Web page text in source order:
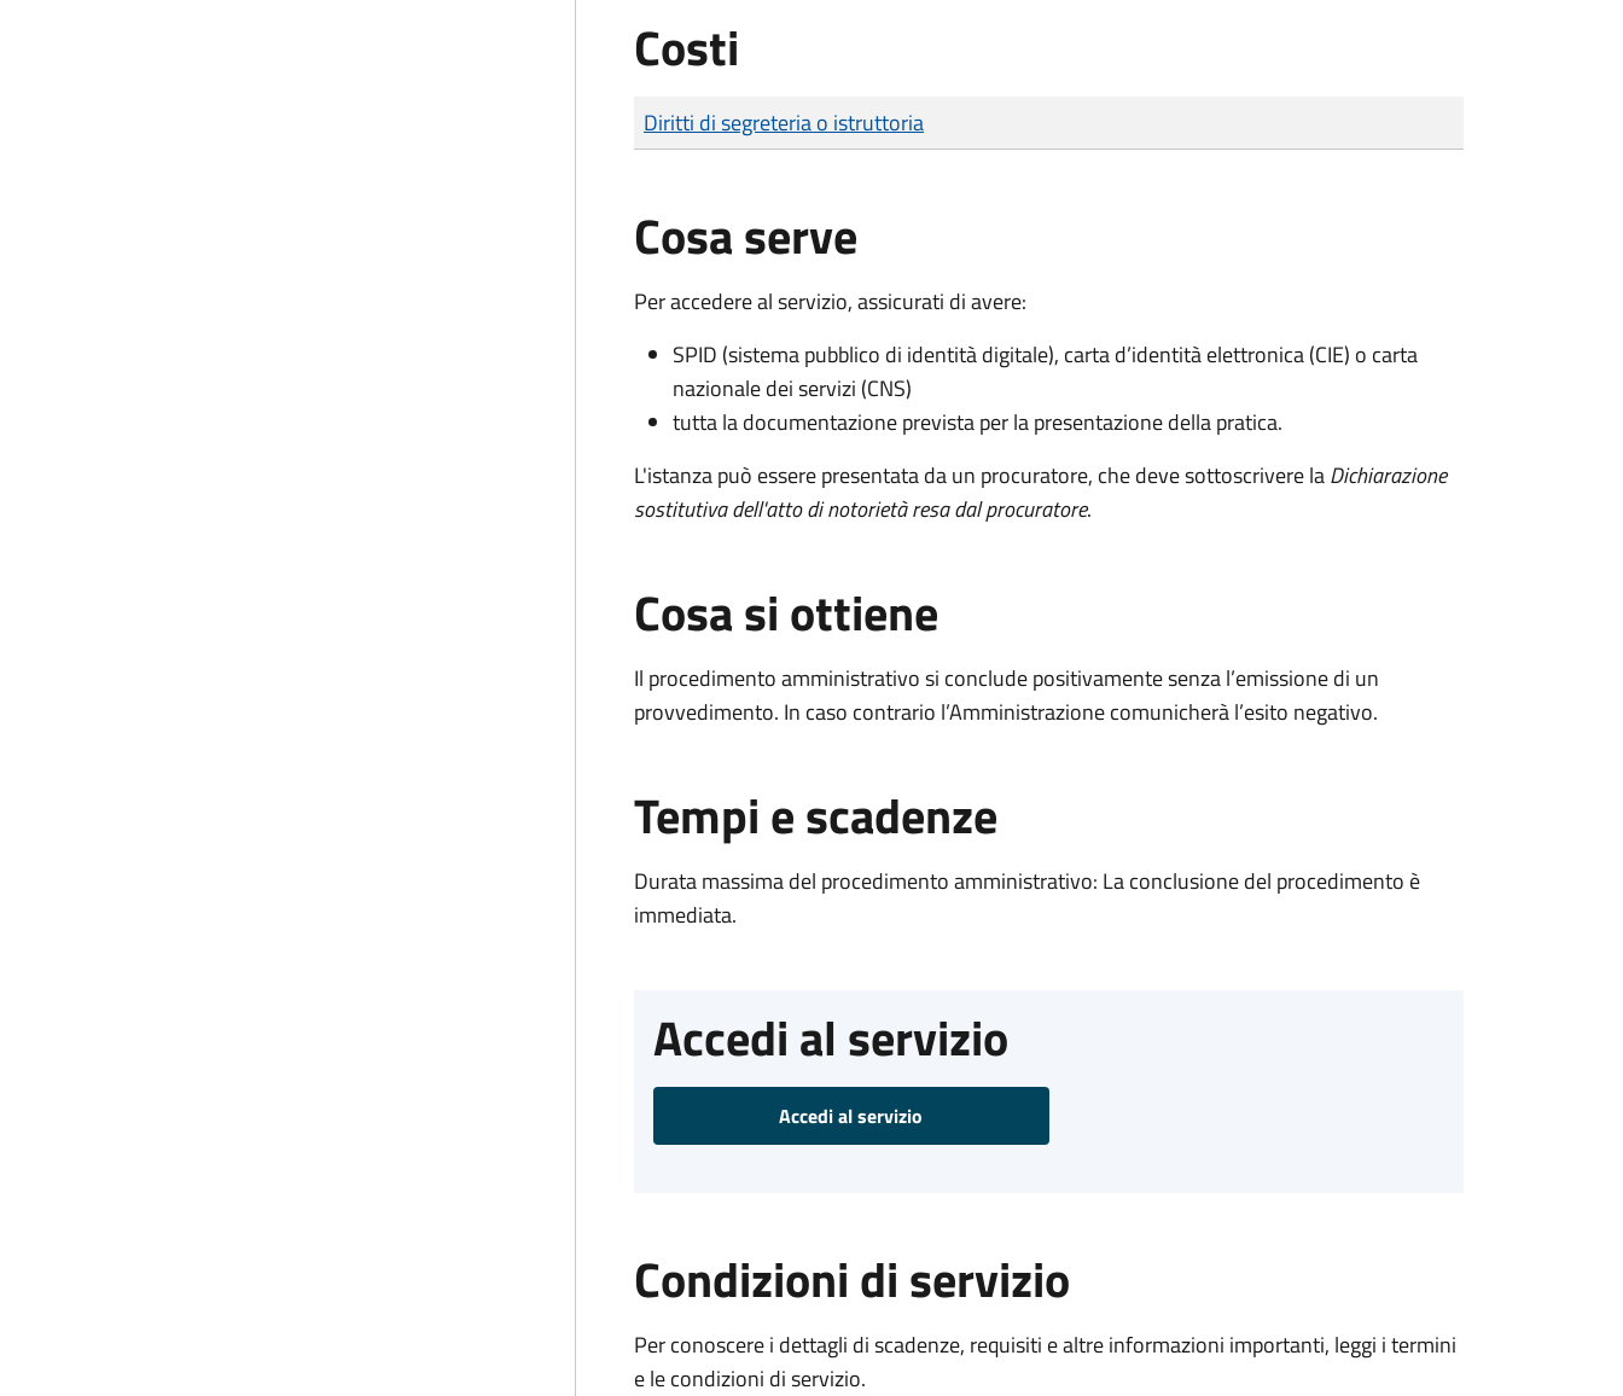
Costi
Tipo di pagamento
Importo
Diritti di segreteria o istruttoria
Cosa serve
Per accedere al servizio, assicurati di avere:
SPID (sistema pubblico di identità digitale), carta d’identità elettronica (CIE) o carta
nazionale dei servizi (CNS)
tutta la documentazione prevista per la presentazione della pratica.
L'istanza può essere presentata da un procuratore, che deve sottoscrivere laDichiarazione
sostitutiva dell'atto di notorietà resa dal procuratore.
Cosa si ottiene
Il procedimento amministrativo si conclude positivamente senza l’emissione di un
provvedimento. In caso contrario l’Amministrazione comunicherà l’esito negativo.
Tempi e scadenze
Durata massima del procedimento amministrativo: La conclusione del procedimento è
immediata.
Accedi al servizio
Accedi al servizio
Condizioni di servizio
Per conoscere i dettagli di scadenze, requisiti e altre informazioni importanti, leggi i termini
e le condizioni di servizio.